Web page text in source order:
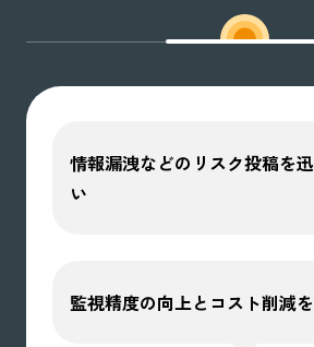
情報漏洩などのリスク投稿を
い
監視精度の向上とコスト削減